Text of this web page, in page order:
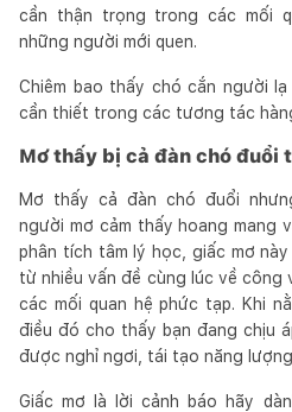
cần thận trọng trong các mối
những người mới quen.
Chiêm bao thấy chó cắn người
cần thiết trong các tương tác
Mơ thấy bị cả đàn chó đuổi
Mơ thấy cả đàn chó đuổi
người mơ cảm thấy hoang mang
phân tích tâm lý học, giấc mơ
từ nhiều vấn đề cùng lúc về công
các mối quan hệ phức tạp. Khi
điều đó cho thấy bạn đang chịu
được nghỉ ngơi, tái tạo năng
Giấc mơ là lời cảnh báo hãy